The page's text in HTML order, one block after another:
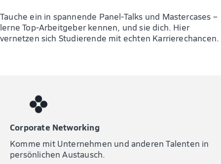
Tauche ein in spannende Panel-Talks und Mastercases –
lerne Top-Arbeitgeber kennen, und sie dich. Hier
vernetzen sich Studierende mit echten Karrierechancen.
Corporate Networking
Komme mit Unternehmen und anderen Talenten in
persönlichen Austausch.